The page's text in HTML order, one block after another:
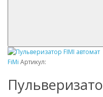
FiMi Артикул: